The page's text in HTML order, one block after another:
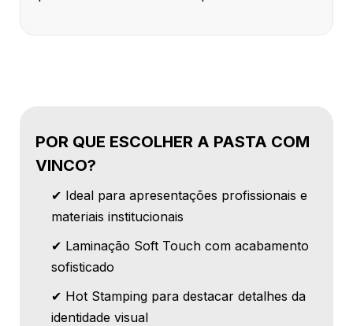
POR QUE ESCOLHER A PASTA COM
VINCO?
✔ Ideal para apresentações profissionais e
materiais institucionais
✔ Laminação Soft Touch com acabamento
sofisticado
✔ Hot Stamping para destacar detalhes da
identidade visual